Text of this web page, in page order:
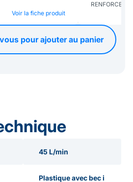
Voir la fiche produit
RENFORCE Ø
pour ajouter au panier
45 L/min
Plastique avec bec i